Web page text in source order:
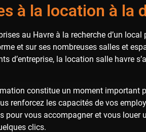
à la location à la
au Havre à la recherche d’un
et sur ses nombreuses salles et
d’entreprise, la location salle havre
constitue un moment important
renforcez les capacités de vos
pour vous accompagner et vous
clics.